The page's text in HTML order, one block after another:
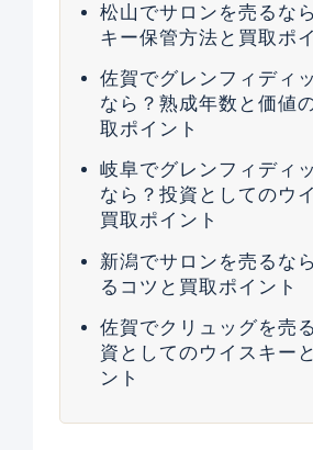
松山でサロンを売るな
キー保管方法と買取ポ
佐賀でグレンフィディ
なら？熟成年数と価値
取ポイント
岐阜でグレンフィディ
なら？投資としてのウ
買取ポイント
新潟でサロンを売るな
るコツと買取ポイント
佐賀でクリュッグを売
資としてのウイスキー
ント